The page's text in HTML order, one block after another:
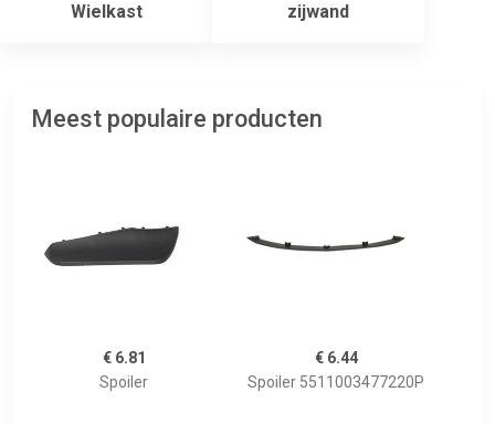
Wielkast zijwand
Meest populaire producten
€ 6.81
Spoiler
€ 6.44
Spoiler 5511003477220P